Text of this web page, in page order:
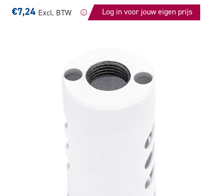
€7,24 Excl. BTW Log in voor jouw eigen prijs